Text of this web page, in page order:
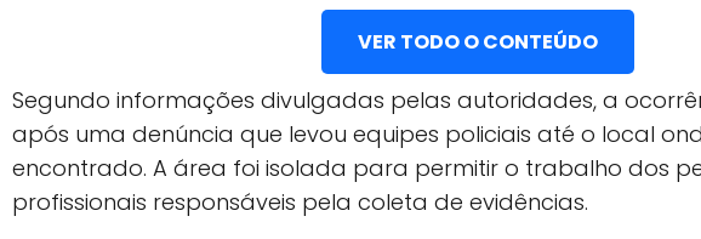
VER TODO O CONTEÚDO
Segundo informações divulgadas pelas autoridades, a
após uma denúncia que levou equipes policiais até o local
encontrado. A área foi isolada para permitir o trabalho dos
profissionais responsáveis pela coleta de evidências.